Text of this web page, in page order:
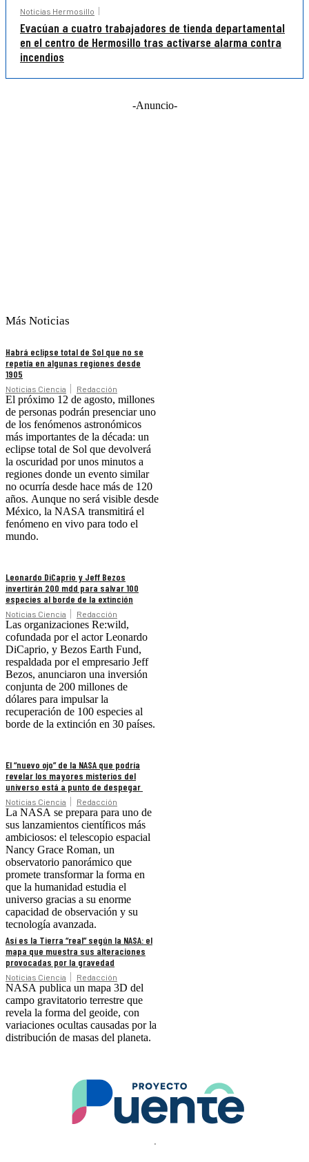
Noticias Hermosillo
Evacúan a cuatro trabajadores de tienda departamental
en el centro de Hermosillo tras activarse alarma contra
incendios
-Anuncio-
Más Noticias
Habrá eclipse total de Sol que no se
repetía en algunas regiones desde
1905
Noticias Ciencia Redacción
El próximo 12 de agosto, millones
de personas podrán presenciar uno
de los fenómenos astronómicos
más importantes de la década: un
eclipse total de Sol que devolverá
la oscuridad por unos minutos a
regiones donde un evento similar
no ocurría desde hace más de 120
años. Aunque no será visible desde
México, la NASA transmitirá el
fenómeno en vivo para todo el
mundo.
Leonardo DiCaprio y Jeff Bezos
invertirán 200 mdd para salvar 100
especies al borde de la extinción
Noticias Ciencia Redacción
Las organizaciones Re:wild,
cofundada por el actor Leonardo
DiCaprio, y Bezos Earth Fund,
respaldada por el empresario Jeff
Bezos, anunciaron una inversión
conjunta de 200 millones de
dólares para impulsar la
recuperación de 100 especies al
borde de la extinción en 30 países.
El “nuevo ojo” de la NASA que podría
revelar los mayores misterios del
universo está a punto de despegar
Noticias Ciencia Redacción
La NASA se prepara para uno de
sus lanzamientos científicos más
ambiciosos: el telescopio espacial
Nancy Grace Roman, un
observatorio panorámico que
promete transformar la forma en
que la humanidad estudia el
universo gracias a su enorme
capacidad de observación y su
tecnología avanzada.
Así es la Tierra “real” según la NASA: el
mapa que muestra sus alteraciones
provocadas por la gravedad
Noticias Ciencia Redacción
NASA publica un mapa 3D del
campo gravitatorio terrestre que
revela la forma del geoide, con
variaciones ocultas causadas por la
distribución de masas del planeta.
.